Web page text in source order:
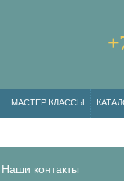
МАСТЕР КЛАССЫ
Наши контакты